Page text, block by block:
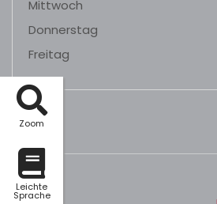
Zoom
Leichte
Sprache
Mittwoch
Donnerstag
Freitag